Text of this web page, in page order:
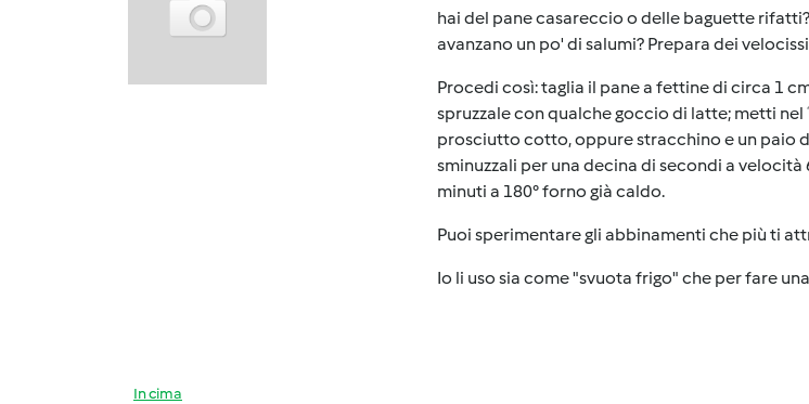
hai del pane casareccio o delle baguette
avanzano un po' di salumi? Prepara dei
Procedi così: taglia il pane a fettine di circa 1
spruzzale con qualche goccio di latte; metti nel
prosciutto cotto, oppure stracchino e un paio
sminuzzali per una decina di secondi a
minuti a 180° forno già caldo.
Puoi sperimentare gli abbinamenti che più ti
Io li uso sia come "svuota frigo" che per fare
In cima